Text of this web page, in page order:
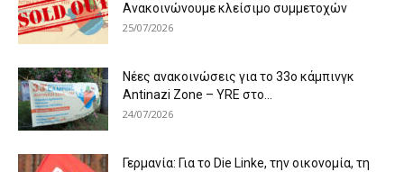
Ανακοινώνουμε κλείσιμο συμμετοχών
25/07/2026
Νέες ανακοινώσεις για το 33ο κάμπινγκ
Antinazi Zone – YRE στο...
24/07/2026
Γερμανία: Για το Die Linke, την οικονομία, τη